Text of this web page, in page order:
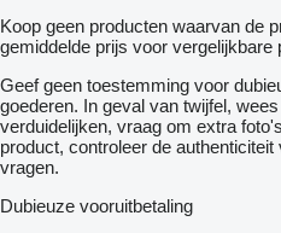
2027 & direct available !
LED lights
= Meer informatie =
Opbouw: Standaard trekker
Max. aslast voor: 7500 kg
Max. aslast achter: 11500 kg
APK: gekeurd tot jan. 2027
Koop geen producten waarvan de
gemiddelde prijs voor vergelijkbare
Geef geen toestemming voor
goederen. In geval van twijfel,
verduidelijken, vraag om extra
product, controleer de
vragen.
Dubieuze vooruitbetaling